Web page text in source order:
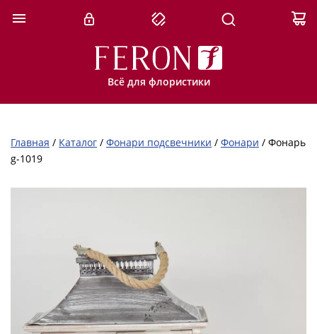
Всё для флористики
Главная / Каталог / Фонари подсвечники / Фонари / Фонарь
g-1019